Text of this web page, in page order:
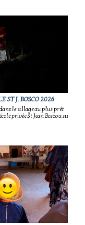
ST J. BOSCO 2026
le village au plus prêt
privée St Jean Bosco a su